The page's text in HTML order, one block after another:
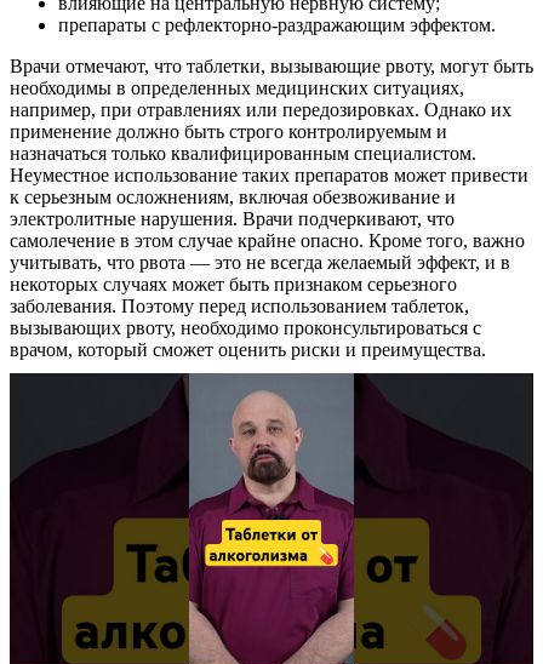
препараты с рефлекторно-раздражающим эффектом.
Врачи отмечают, что таблетки, вызывающие рвоту, могут быть
необходимы в определенных медицинских ситуациях,
например, при отравлениях или передозировках. Однако их
применение должно быть строго контролируемым и
назначаться только квалифицированным специалистом.
Неуместное использование таких препаратов может привести
к серьезным осложнениям, включая обезвоживание и
электролитные нарушения. Врачи подчеркивают, что
самолечение в этом случае крайне опасно. Кроме того, важно
учитывать, что рвота — это не всегда желаемый эффект, и в
некоторых случаях может быть признаком серьезного
заболевания. Поэтому перед использованием таблеток,
вызывающих рвоту, необходимо проконсультироваться с
врачом, который сможет оценить риски и преимущества.